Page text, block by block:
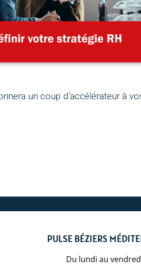
un coup d’accélérateur à
PULSE BÉZIERS
Du lundi au